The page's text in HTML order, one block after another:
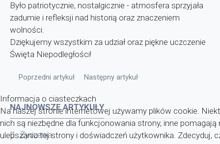
Było patriotycznie, nostalgicznie - atmosfera sprzyjała
zadumie i refleksji nad historią oraz znaczeniem
wolności.
Dziękujemy wszystkim za udział oraz piękne uczczenie
Święta Niepodległości!
Poprzedni artykuł: Nowe logo naszej szkoły
Poprzedni artykuł Następny artykuł: INFORMACJA
Następny artykuł
NAJNOWSZE ARTYKUŁY
Życzenia
Informacja o ciasteczkach
Na naszej stronie internetowej używamy plików cookie.
nich są niezbędne dla funkcjonowania strony, inne pomagają
ulepszaniu tej strony i doświadczeń użytkownika. Zdecyduj,